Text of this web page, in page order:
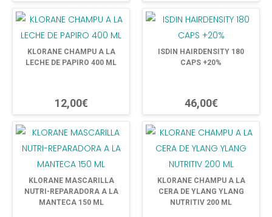
KLORANE CHAMPU A LA
LECHE DE PAPIRO 400 ML
12,00€
ISDIN HAIRDENSITY 180
CAPS +20%
46,00€
KLORANE MASCARILLA
NUTRI-REPARADORA A LA
MANTECA 150 ML
KLORANE CHAMPU A LA
CERA DE YLANG YLANG
NUTRITIV 200 ML